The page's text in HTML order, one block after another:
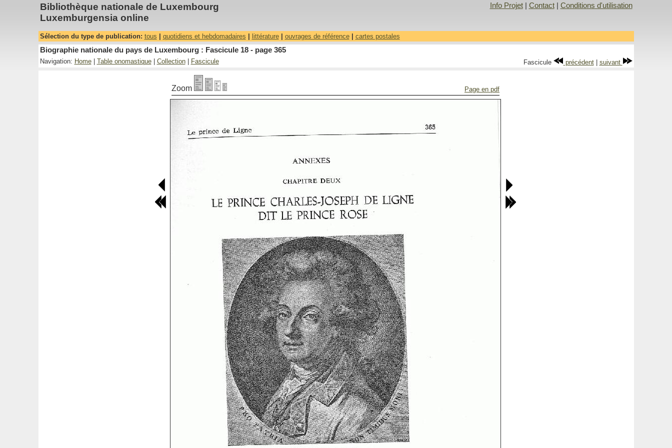
Bibliothèque nationale de Luxembourg
Luxemburgensia online
Info Projet| Contact| Conditions d'utilisation
Sélection du type de publication: tous quotidiens et hebdomadaires littérature| ouvrages de référence| cartes postales
Biographie nationale du pays de Luxembourg : Fascicule 18 - page 365
Navigation: Home| Table onomastique| Collection| Fascicule Fascicule précédent| suivant
Zoom Page en pdf